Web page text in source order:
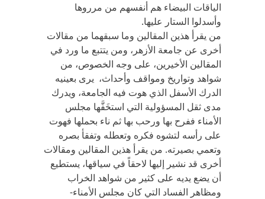
الياقات البيضاء هم أنفسهم من مرروها
وأسدلوا الستار عليها.
من يقرأ هذين المقالين وما سبقهما من مقالات
أخرى عن جامعة الأزهر، ومن يتتبع ما ورد في
المقالين الأخيرين، على وجه الخصوص، من
شواهد وتواريخ ومواقف وأحداث، يرى بعينيه
الدرك الأسفل الذي هوت فيه الجامعة، ويدرك
مدى ثقل المسؤولية التي استخَفَّها مجلس
الأمناء ففرح بها ورحب بها ثم ناء بحملها فهوت
على رأسه لتشوه فكره وتعطله وتفقأ بصره
وتعمي بصيرته. من يقرأ هذين المقالين ومقالات
أخرى قد نشير إليها لاحقاً في سياقها، يستطيع
أن يضع يديه على كثير من شواهد الخراب
ومظاهر الفساد التي كان مجلس الأمناء-